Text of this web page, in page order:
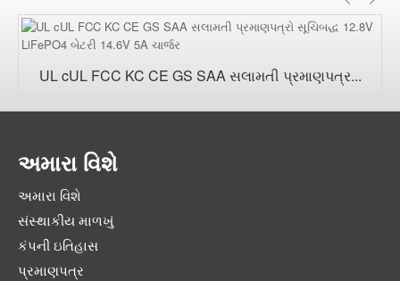
UL cUL FCC KC CE GS SAA સલામતી પ્રમાણપત્ર...
અમારા વિશે
અમારા વિશે
સંસ્થાકીય માળખું
કંપની ઇતિહાસ
પ્રમાણપત્ર